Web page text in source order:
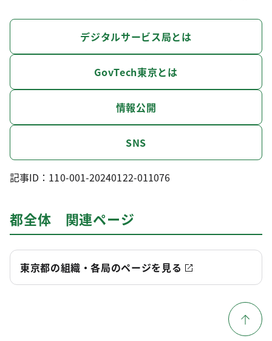
デジタルサービス局とは
GovTech東京とは
情報公開
SNS
記事ID：110-001-20240122-011076
都全体 関連ページ
東京都の組織・各局のページを見る